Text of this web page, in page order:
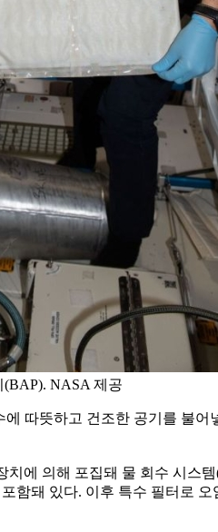
NASA 제공
따뜻하고 건조한 공기를 불
에 의해 포집돼 물 회수 시스
함돼 있다. 이후 특수 필터로